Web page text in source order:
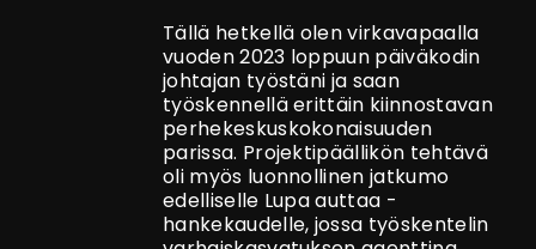
Tällä hetkellä olen virkavapaalla
vuoden 2023 loppuun päiväkodin
johtajan työstäni ja saan
työskennellä erittäin kiinnostavan
perhekeskuskokonaisuuden
parissa. Projektipäällikön tehtävä
oli myös luonnollinen jatkumo
edelliselle Lupa auttaa -
hankekaudelle, jossa työskentelin